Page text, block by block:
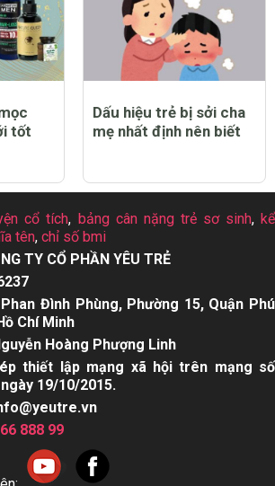
tốt
Dấu hiệu trẻ bị sởi cha
mẹ nhất định nên biết
cổ tích, bảng cân nặng trẻ sơ sinh, kể
tên, chỉ số bmi
TY CỔ PHẦN YÊU TRẺ
Đình Phùng, Phường 15, Quận Phú
Chí Minh
Hoàng Phượng Linh
thiết lập mạng xã hội trên mạng số
19/10/2015.
888 99